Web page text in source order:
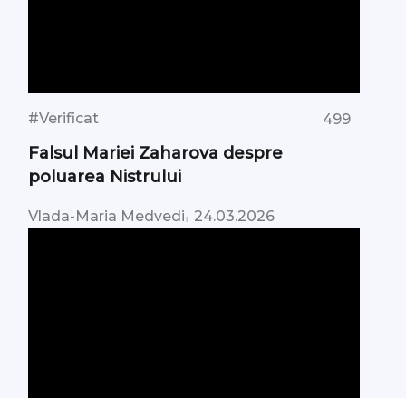
#Verificat 499
Falsul Mariei Zaharova despre
poluarea Nistrului
Vlada-Maria Medvedi, 24.03.2026